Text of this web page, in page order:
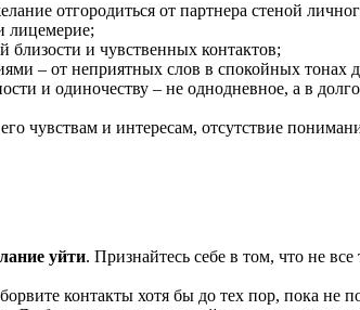
отгородиться от партнера стеной
лицемерие;
близости и чувственных контактов;
– от неприятных слов в спокойных тонах
и одиночеству – не однодневное, а в
чувствам и интересам, отсутствие
уйти. Признайтесь себе в том, что не
контакты хотя бы до тех пор, пока не